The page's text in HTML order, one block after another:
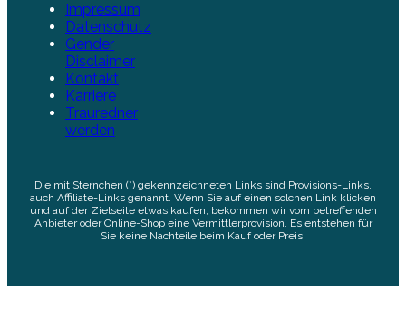
Impressum
Datenschutz
Gender
Disclaimer
Kontakt
Karriere
Trauredner
werden
Die mit Sternchen (*) gekennzeichneten Links sind Provisions-Links,
auch Affiliate-Links genannt. Wenn Sie auf einen solchen Link klicken
und auf der Zielseite etwas kaufen, bekommen wir vom betreffenden
Anbieter oder Online-Shop eine Vermittlerprovision. Es entstehen für
Sie keine Nachteile beim Kauf oder Preis.